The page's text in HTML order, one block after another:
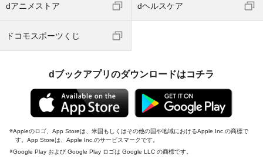
dアニメストア dヘルスケア
ドコモスポーツくじ
dブックアプリのダウンロードはコチラ
Appleのロゴ、App Storeは、米国もしくはその他の国や地域におけるApple Inc.の商標で
す。App Storeは、Apple Inc.のサービスマークです。
Google Play および Google Play ロゴは Google LLC の商標です。